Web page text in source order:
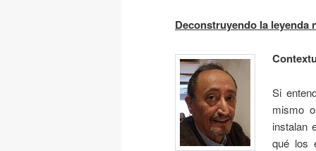
Deconstruyendo la leyenda
Si
mismo
instalan
qué los